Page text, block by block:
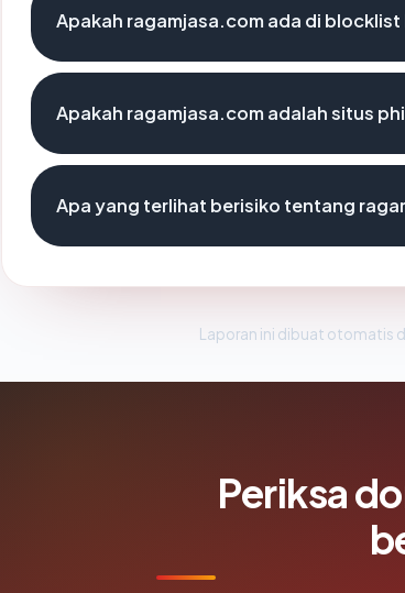
Apakah ragamjasa.com ada di blocklist
Apakah ragamjasa.com adalah situs
Apa yang terlihat berisiko tentang
Laporan ini dibuat otomatis
Periksa